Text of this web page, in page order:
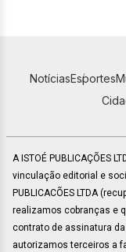
NotíciasEsportes
A ISTOÉ PUBLICAÇÕES
vinculação editorial e
PUBLICACÕES LTDA
realizamos cobranças e
contrato de assinatura
autorizamos terceiros a